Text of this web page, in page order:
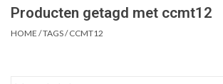
Producten getagd met ccmt12
HOME /TAGS/CCMT12